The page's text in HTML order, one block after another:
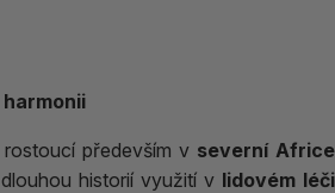
, rostoucí především v severní
historií využití v lidovém